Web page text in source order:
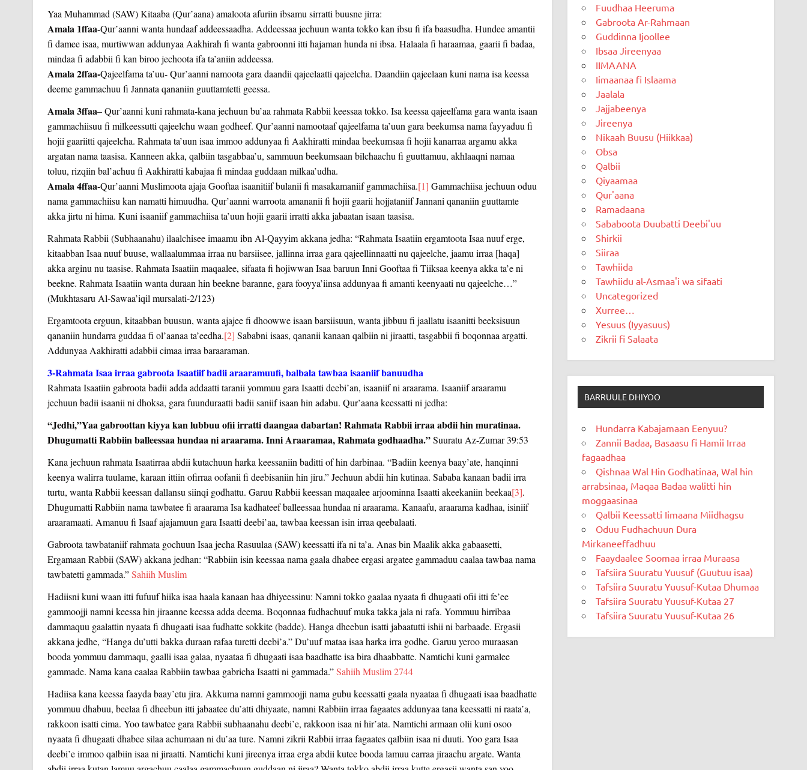
Yaa Muhammad (SAW) Kitaaba (Qur’aana) amaloota afuriin ibsamu sirratti buusne jirra:
Amala 1ffaa-Qur’aanni wanta hundaaf addeessaadha. Addeessaa jechuun wanta tokko kan ibsu fi ifa baasudha. Hundee amantii
fi damee isaa, murtiwwan addunyaa Aakhirah fi wanta gabroonni itti hajaman hunda ni ibsa. Halaala fi haraamaa, gaarii fi badaa,
mindaa fi adabbii fi kan biroo jechoota ifa ta’aniin addeessa.
Amala 2ffaa-Qajeelfama ta’uu- Qur’aanni namoota gara daandii qajeelaatti qajeelcha. Daandiin qajeelaan kuni nama isa keessa
deeme gammachuu fi Jannata qananiin guuttamtetti geessa.
Amala 3ffaa– Qur’aanni kuni rahmata-kana jechuun bu’aa rahmata Rabbii keessaa tokko. Isa keessa qajeelfama gara wanta isaan
gammachiisuu fi milkeessutti qajeelchu waan godheef. Qur’aanni namootaaf qajeelfama ta’uun gara beekumsa nama fayyaduu fi
hojii gaariitti qajeelcha. Rahmata ta’uun isaa immoo addunyaa fi Aakhiratti mindaa beekumsaa fi hojii kanarraa argamu akka
argatan nama taasisa. Kanneen akka, qalbiin tasgabbaa’u, sammuun beekumsaan bilchaachu fi guuttamuu, akhlaaqni namaa
toluu, rizqiin bal’achuu fi Aakhiratti kabajaa fi mindaa guddaan milkaa’udha.
Amala 4ffaa-Qur’aanni Muslimoota ajaja Gooftaa isaanitiif bulanii fi masakamaniif gammachiisa.[1] Gammachiisa jechuun oduu
nama gammachiisu kan namatti himuudha. Qur’aanni warroota amananii fi hojii gaarii hojjataniif Jannani qananiin guuttamte
akka jirtu ni hima. Kuni isaaniif gammachiisa ta’uun hojii gaarii irratti akka jabaatan isaan taasisa.
Rahmata Rabbii (Subhaanahu) ilaalchisee imaamu ibn Al-Qayyim akkana jedha: “Rahmata Isaatiin ergamtoota Isaa nuuf erge,
kitaabban Isaa nuuf buuse, wallaalummaa irraa nu barsiisee, jallinna irraa gara qajeellinnaatti nu qajeelche, jaamu irraa [haqa]
akka arginu nu taasise. Rahmata Isaatiin maqaalee, sifaata fi hojiwwan Isaa baruun Inni Gooftaa fi Tiiksaa keenya akka ta’e ni
beekne. Rahmata Isaatiin wanta duraan hin beekne baranne, gara fooyya’iinsa addunyaa fi amanti keenyaati nu qajeelche…”
(Mukhtasaru Al-Sawaa’iqil mursalati-2/123)
Ergamtoota erguun, kitaabban buusun, wanta ajajee fi dhoowwe isaan barsiisuun, wanta jibbuu fi jaallatu isaanitti beeksisuun
qananiin hundarra guddaa fi ol’aanaa ta’eedha.[2] Sababni isaas, qananii kanaan qalbiin ni jiraatti, tasgabbii fi boqonnaa argatti.
Addunyaa Aakhiratti adabbii cimaa irraa baraaraman.
3-Rahmata Isaa irraa gabroota Isaatiif badii araaramuufi, balbala tawbaa isaaniif banuudha
Rahmata Isaatiin gabroota badii adda addaatti taranii yommuu gara Isaatti deebi’an, isaaniif ni araarama. Isaaniif araaramu
jechuun badii isaanii ni dhoksa, gara fuunduraatti badii saniif isaan hin adabu. Qur’aana keessatti ni jedha:
“Jedhi,”Yaa gabroottan kiyya kan lubbuu ofii irratti daangaa dabartan! Rahmata Rabbii irraa abdii hin muratinaa.
Dhugumatti Rabbiin balleessaa hundaa ni araarama. Inni Araaramaa, Rahmata godhaadha.”Suuratu Az-Zumar 39:53
Kana jechuun rahmata Isaatirraa abdii kutachuun harka keessaniin baditti of hin darbinaa. “Badiin keenya baay’ate, hanqinni
keenya walirra tuulame, karaan ittiin ofirraa oofanii fi deebisaniin hin jiru.” Jechuun abdii hin kutinaa. Sababa kanaan badii irra
turtu, wanta Rabbii keessan dallansu siinqi godhattu. Garuu Rabbii keessan maqaalee arjoominna Isaatti akeekaniin beekaa[3].
Dhugumatti Rabbiin nama tawbatee fi araarama Isa kadhateef balleessaa hundaa ni araarama. Kanaafu, araarama kadhaa, isiniif
araaramaati. Amanuu fi Isaaf ajajamuun gara Isaatti deebi’aa, tawbaa keessan isin irraa qeebalaati.
Gabroota tawbataniif rahmata gochuun Isaa jecha Rasuulaa (SAW) keessatti ifa ni ta’a. Anas bin Maalik akka gabaasetti,
Ergamaan Rabbii (SAW) akkana jedhan: “Rabbiin isin keessaa nama gaala dhabee ergasi argatee gammaduu caalaa tawbaa nama
tawbatetti gammada.”Sahiih Muslim
Hadiisni kuni waan itti fufuuf hiika isaa haala kanaan haa dhiyeessinu: Namni tokko gaalaa nyaata fi dhugaati ofii itti fe’ee
gammoojji namni keessa hin jiraanne keessa adda deema. Boqonnaa fudhachuuf muka takka jala ni rafa. Yommuu hirribaa
dammaquu gaalattin nyaata fi dhugaati isaa fudhatte sokkite (badde). Hanga dheebun isatti jabaatutti ishii ni barbaade. Ergasii
akkana jedhe, “Hanga du’utti bakka duraan rafaa turetti deebi’a.” Du’uuf mataa isaa harka irra godhe. Garuu yeroo muraasan
booda yommuu dammaqu, gaalli isaa galaa, nyaataa fi dhugaati isaa baadhatte isa bira dhaabbatte. Namtichi kuni garmalee
gammade. Nama kana caalaa Rabbiin tawbaa gabricha Isaatti ni gammada.”Sahiih Muslim 2744
Hadiisa kana keessa faayda baay’etu jira. Akkuma namni gammoojji nama gubu keessatti gaala nyaataa fi dhugaati isaa baadhatte
yommuu dhabuu, beelaa fi dheebun itti jabaatee du’atti dhiyaate, namni Rabbiin irraa fagaates addunyaa tana keessatti ni raata’a,
rakkoon isatti cima. Yoo tawbatee gara Rabbii subhaanahu deebi’e, rakkoon isaa ni hir’ata. Namtichi armaan olii kuni osoo
nyaata fi dhugaati dhabee silaa achumaan ni du’aa ture. Namni zikrii Rabbii irraa fagaates qalbiin isaa ni duuti. Yoo gara Isaa
deebi’e immoo qalbiin isaa ni jiraatti. Namtichi kuni jireenya irraa erga abdii kutee booda lamuu carraa jiraachu argate. Wanta
Fuudhaa Heeruma
Gabroota Ar-Rahmaan
Guddinna Ijoollee
Ibsaa Jireenyaa
IIMAANA
Iimaanaa fi Islaama
Jaalala
Jajjabeenya
Jireenya
Nikaah Buusu (Hiikkaa)
Obsa
Qalbii
Qiyaamaa
Qur'aana
Ramadaana
Sababoota Duubatti Deebi'uu
Shirkii
Siiraa
Tawhiida
Tawhiidu al-Asmaa'i wa sifaati
Uncategorized
Xurree…
Yesuus (Iyyasuus)
Zikrii fi Salaata
BARRUULE DHIYOO
Hundarra Kabajamaan Eenyuu?
Zannii Badaa, Basaasu fi Hamii Irraa
fagaadhaa
Qishnaa Wal Hin Godhatinaa, Wal hin
arrabsinaa, Maqaa Badaa walitti hin
moggaasinaa
Qalbii Keessatti Iimaana Miidhagsu
Oduu Fudhachuun Dura
Mirkaneeffadhuu
Faaydaalee Soomaa irraa Muraasa
Tafsiira Suuratu Yuusuf (Guutuu isaa)
Tafsiira Suuratu Yuusuf-Kutaa Dhumaa
Tafsiira Suuratu Yuusuf-Kutaa 27
Tafsiira Suuratu Yuusuf-Kutaa 26